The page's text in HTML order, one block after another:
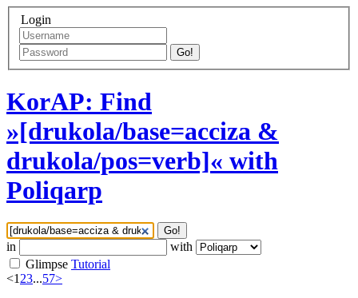
Login
Go!
KorAP: Find
»[drukola/base=acciza &
drukola/pos=verb]« with
Poliqarp
Go!
in
with
Glimpse Tutorial
<123...57>